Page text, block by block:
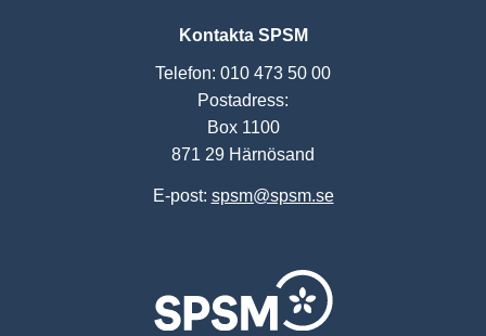
Kontakta SPSM
Telefon: 010 473 50 00
Postadress:
Box 1100
871 29 Härnösand
E-post: spsm@spsm.se